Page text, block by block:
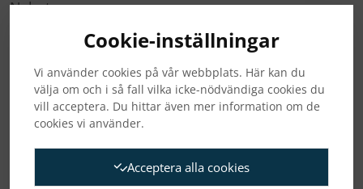
Nyheter
Pressmeddelanden
Regulatoriska pressmeddelanden
ARKIV
Cookie-inställningar
Vi använder cookies på vår webbplats. Här kan du
välja om och i så fall vilka icke-nödvändiga cookies du
vill acceptera. Du hittar även mer information om de
cookies vi använder.
Acceptera alla cookies